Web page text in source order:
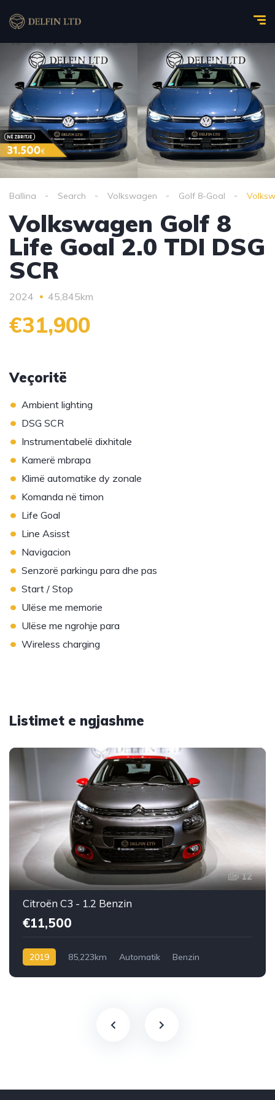
Ballina Search Volkswagen Golf 8-Goal
Volkswagen Golf 8
Life Goal 2.0 TDI DSG
SCR
2024 45,845km
€31,900
Veçoritë
• Ambient lighting
• DSG SCR
• Instrumentabelë dixhitale
• Kamerë mbrapa
• Klimë automatike dy zonale
• Komanda në timon
• Life Goal
• Line Asisst
• Navigacion
• Senzorë parkingu para dhe pas
• Start / Stop
• Ulëse me memorie
• Ulëse me ngrohje para
• Wireless charging
Listimet e ngjashme
12
Citroën C3 - 1.2 Benzin
€11,500
2019 85,223km Automatik Benzin